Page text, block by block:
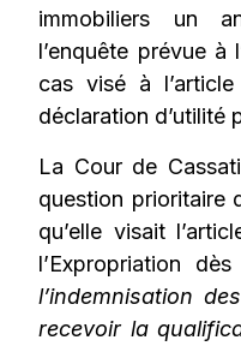
immobiliers un
l’enquête prévue à
cas visé à
déclaration d’utilité
La Cour de
question prioritaire
qu’elle visait
l’Expropriation
l’indemnisation
recevoir la